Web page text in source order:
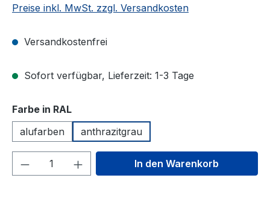
Preise inkl. MwSt. zzgl. Versandkosten
Versandkostenfrei
Sofort verfügbar, Lieferzeit: 1-3 Tage
Farbe in RALauswählen
alufarben
anthrazitgrau
Produkt Anzahl: Gib denIn den Warenkorb